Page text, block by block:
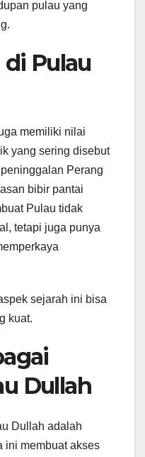
pulau yang
Pulau
memiliki nilai
yang sering disebut
Perang
bibir pantai
Pulau tidak
tetapi juga punya
sejarah ini bisa
kuat.
Dullah
Dullah adalah
ini membuat akses